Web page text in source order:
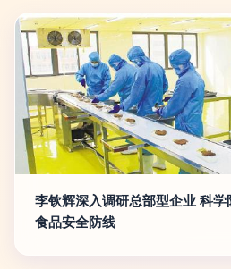
李钦辉深入调研总部型企业 科
食品安全防线